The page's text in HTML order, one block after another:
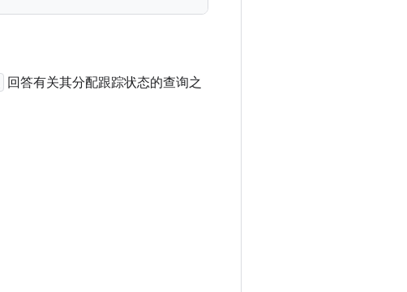
回答有关其分配跟踪状态的查询之